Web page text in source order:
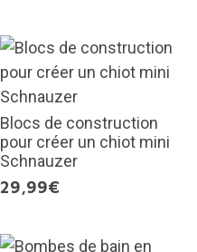
Blocs de construction
pour créer un chiot mini
Schnauzer
29,99€